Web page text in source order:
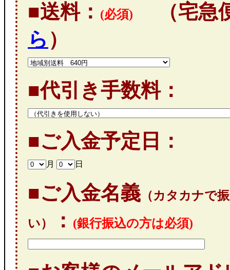
■送料： (必須)
（宅急
ら ）
■代引き手数料：
■ご入金予定日：
月 日
■ご入金名義 （カタカナで
い）
： (銀行振込の方は必須)